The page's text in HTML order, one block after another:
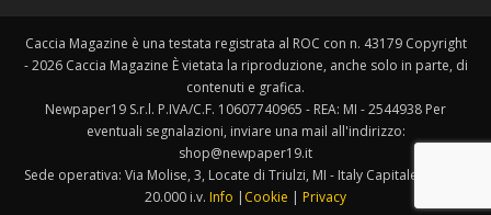
Caccia Magazine è una testata registrata al ROC con n. 43179 Copyright
- 2026 Caccia Magazine È vietata la riproduzione, anche solo in parte, di
contenuti e grafica.
Newpaper19 S.r.l. P.IVA/C.F. 10607740965 - REA: MI - 2544938 Per
eventuali segnalazioni, inviare una mail all'indirizzo:
shop@newpaper19.it
Sede operativa: Via Molise, 3, Locate di Triulzi, MI - Italy Capitale Sociale:
20.000 i.v. Info | Cookie | Privacy